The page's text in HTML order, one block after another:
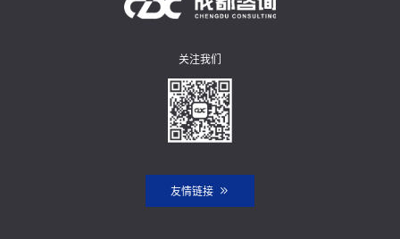
关注我们
友情链接